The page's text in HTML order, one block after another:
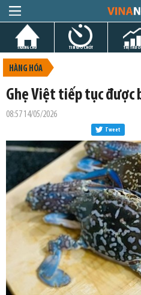
TRANG CHỦ TIN GIỜ CHÓT THỊ
HÀNG HÓA
Ghẹ Việt tiếp tục được
08:57 14/05/2026
Tweet